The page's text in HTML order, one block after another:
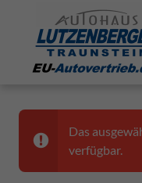
Das
verfügbar.